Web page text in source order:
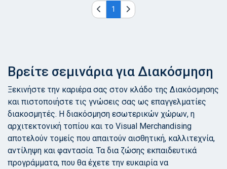
1
Βρείτε σεμινάρια για Διακόσμηση
Ξεκινήστε την καριέρα σας στον κλάδο της Διακόσμησης
και πιστοποιήστε τις γνώσεις σας ως επαγγελματίες
διακοσμητές. Η διακόσμηση εσωτερικών χώρων, η
αρχιτεκτονική τοπίου και το Visual Merchandising
αποτελούν τομείς που απαιτούν αισθητική, καλλιτεχνία,
αντίληψη και φαντασία. Τα δια ζώσης εκπαιδευτικά
προγράμματα, που θα έχετε την ευκαιρία να